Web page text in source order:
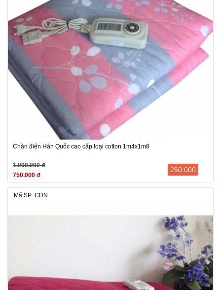
Chăn điện Hàn Quốc cao cấp loại cotton 1m4x1m8
1.000.000 đ
750.000 đ
250.000
Mã SP: CĐN